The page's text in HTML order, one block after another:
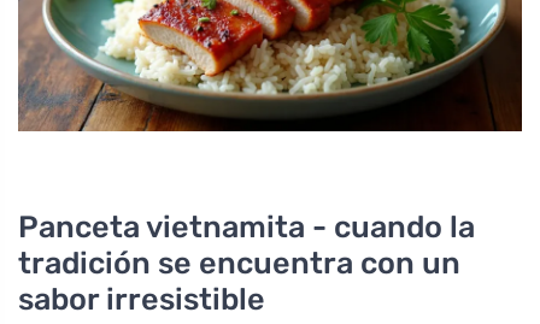
Panceta vietnamita - cuando la
tradición se encuentra con un
sabor irresistible